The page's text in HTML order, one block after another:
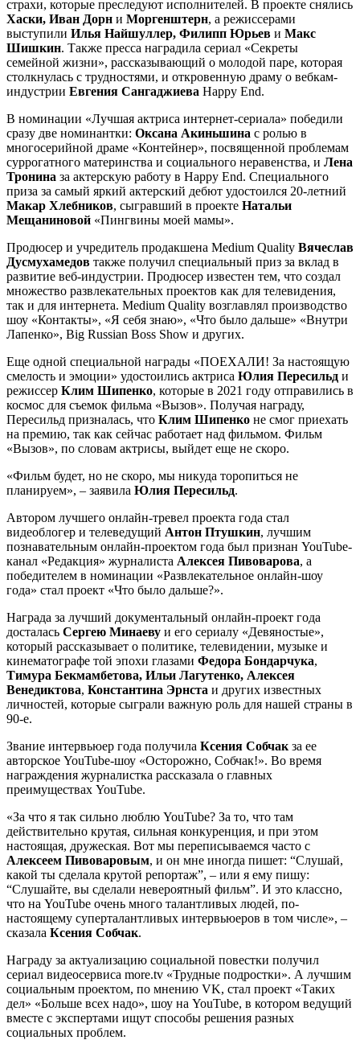
страхи, которые преследуют исполнителей. В проекте снялись
Хаски, Иван Дорн и Моргенштерн, а режиссерами
выступили Илья Найшуллер, Филипп Юрьев и Макс
Шишкин. Также пресса наградила сериал «Секреты
семейной жизни», рассказывающий о молодой паре, которая
столкнулась с трудностями, и откровенную драму о вебкам-
индустрии Евгения Сангаджиева Happy End.
В номинации «Лучшая актриса интернет-сериала» победили
сразу две номинантки: Оксана Акиньшина с ролью в
многосерийной драме «Контейнер», посвященной проблемам
суррогатного материнства и социального неравенства, и Лена
Тронина за актерскую работу в Happy End. Специального
приза за самый яркий актерский дебют удостоился 20-летний
Макар Хлебников, сыгравший в проекте Натальи
Мещаниновой «Пингвины моей мамы».
Продюсер и учредитель продакшена Medium Quality Вячеслав
Дусмухамедов также получил специальный приз за вклад в
развитие веб-индустрии. Продюсер известен тем, что создал
множество развлекательных проектов как для телевидения,
так и для интернета. Medium Quality возглавлял производство
шоу «Контакты», «Я себя знаю», «Что было дальше» «Внутри
Лапенко», Big Russian Boss Show и других.
Еще одной специальной награды «ПОЕХАЛИ! За настоящую
смелость и эмоции» удостоились актриса Юлия Пересильд и
режиссер Клим Шипенко, которые в 2021 году отправились в
космос для съемок фильма «Вызов». Получая награду,
Пересильд призналась, что Клим Шипенко не смог приехать
на премию, так как сейчас работает над фильмом. Фильм
«Вызов», по словам актрисы, выйдет еще не скоро.
«Фильм будет, но не скоро, мы никуда торопиться не
планируем», – заявила Юлия Пересильд.
Автором лучшего онлайн-тревел проекта года стал
видеоблогер и телеведущий Антон Птушкин, лучшим
познавательным онлайн-проектом года был признан YouTube-
канал «Редакция» журналиста Алексея Пивоварова, а
победителем в номинации «Развлекательное онлайн-шоу
года» стал проект «Что было дальше?».
Награда за лучший документальный онлайн-проект года
досталась Сергею Минаеву и его сериалу «Девяностые»,
который рассказывает о политике, телевидении, музыке и
кинематографе той эпохи глазами Федора Бондарчука,
Тимура Бекмамбетова, Ильи Лагутенко, Алексея
Венедиктова, Константина Эрнста и других известных
личностей, которые сыграли важную роль для нашей страны в
90-е.
Звание интервьюер года получила Ксения Собчак за ее
авторское YouTube-шоу «Осторожно, Собчак!». Во время
награждения журналистка рассказала о главных
преимуществах YouTubе.
«За что я так сильно люблю YouTube? За то, что там
действительно крутая, сильная конкуренция, и при этом
настоящая, дружеская. Вот мы переписываемся часто с
Алексеем Пивоваровым, и он мне иногда пишет: “Слушай,
какой ты сделала крутой репортаж”, – или я ему пишу:
“Слушайте, вы сделали невероятный фильм”. И это классно,
что на YouTube очень много талантливых людей, по-
настоящему суперталантливых интервьюеров в том числе», –
сказала Ксения Собчак.
Награду за актуализацию социальной повестки получил
сериал видеосервиса more.tv «Трудные подростки». А лучшим
социальным проектом, по мнению VK, стал проект «Таких
дел» «Больше всех надо», шоу на YouTube, в котором ведущий
вместе с экспертами ищут способы решения разных
социальных проблем.